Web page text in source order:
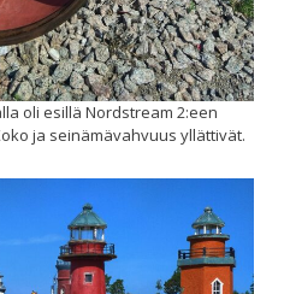
oli esillä Nordstream 2:een
ja seinämävahvuus yllättivät.